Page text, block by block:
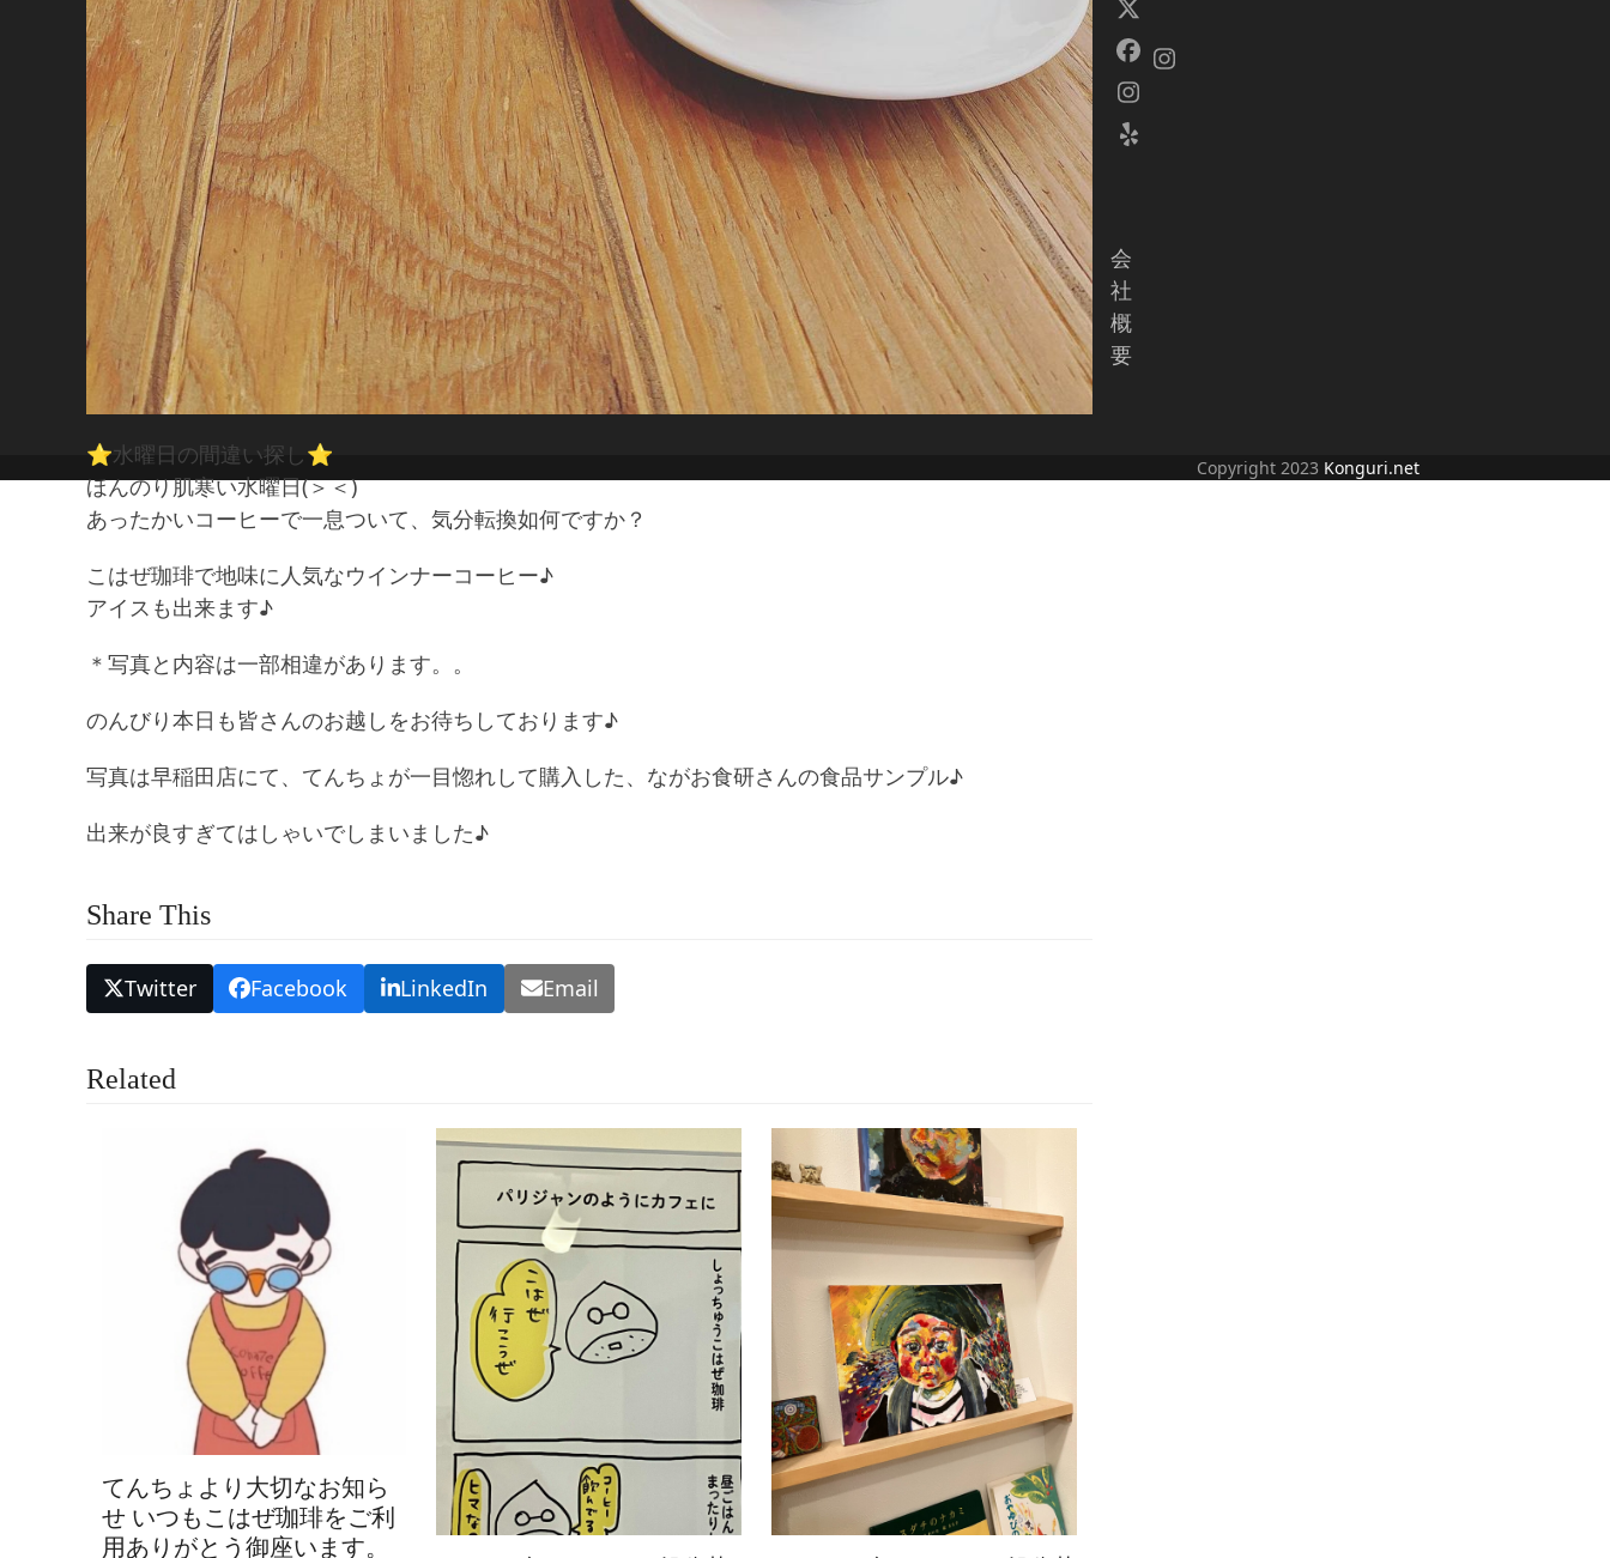
⭐️水曜日の間違い探し⭐️
ほんのり肌寒い水曜日(＞＜)
あったかいコーヒーで一息ついて、気分転換如何ですか？
こはぜ珈琲で地味に人気なウインナーコーヒー♪
アイスも出来ます♪
＊写真と内容は一部相違があります。。
のんびり本日も皆さんのお越しをお待ちしております♪
写真は早稲田店にて、てんちょが一目惚れして購入した、ながお食研さんの食品サンプル♪
出来が良すぎてはしゃいでしまいました♪
Share This
Twitter Facebook LinkedIn Email
Related
てんちょより大切なお知ら
せ いつもこはぜ珈琲をご利
用ありがとう御座います。
Twitter
(deprecated)
Facebook
Instagram
Yelp
Instagram
会
社
概
要
Copyright 2023 Konguri.net